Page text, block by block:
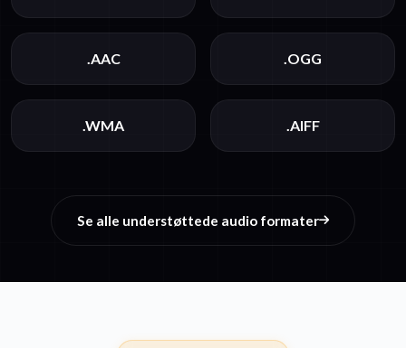
.AAC .OGG
.WMA .AIFF
Se alle understøttede audio formater